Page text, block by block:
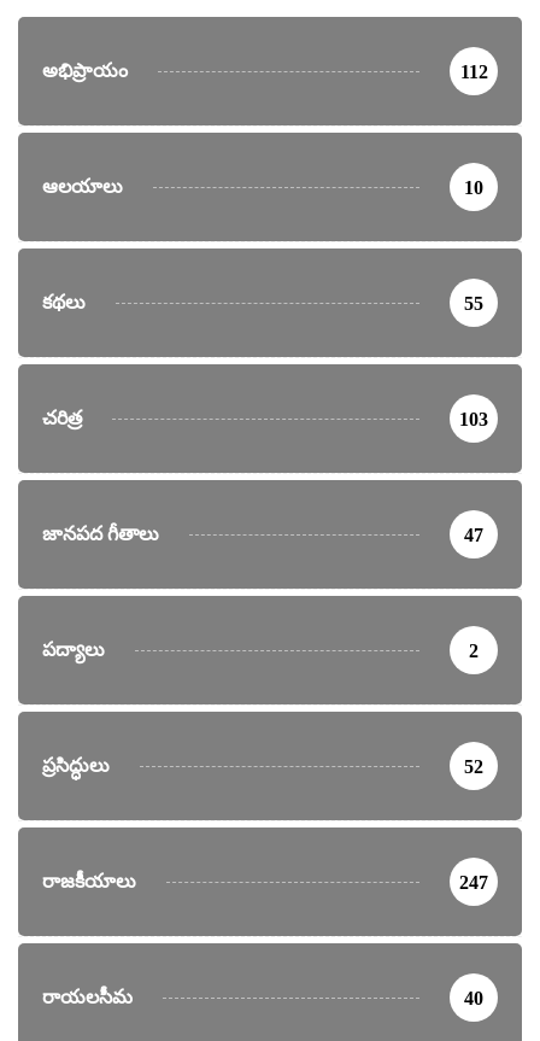
అభిప్రాయం 112
ఆలయాలు 10
కథలు 55
చరిత్ర 103
జానపద గీతాలు 47
పద్యాలు 2
ప్రసిద్ధులు 52
రాజకీయాలు 247
రాయలసీమ 40